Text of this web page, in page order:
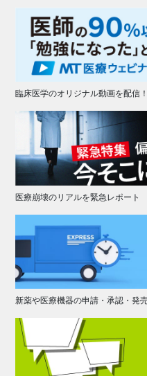
臨床医学のオリジナル動画を配信！
医療崩壊のリアルを緊急レポート
新薬や医療機器の申請・承認・発